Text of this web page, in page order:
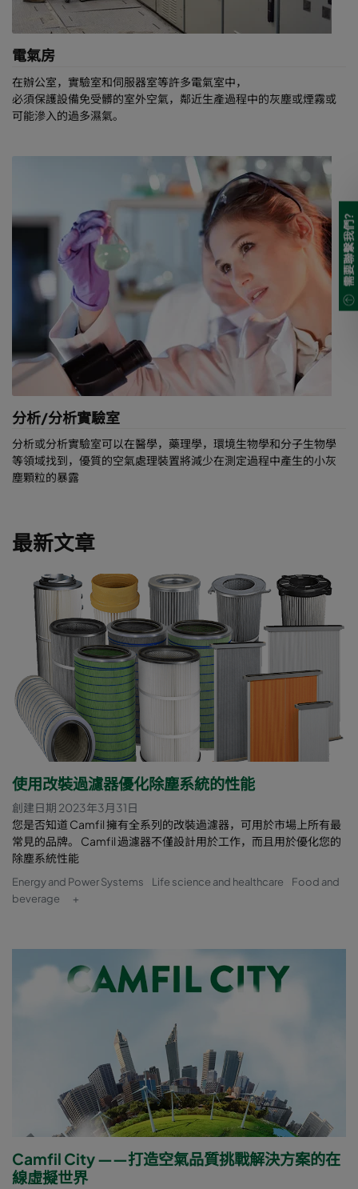
電氣房
在辦公室，實驗室和伺服器室等許多電氣室中，
必須保護設備免受髒的室外空氣，鄰近生產過程中的灰塵或煙霧或
可能滲入的過多濕氣。
分析/分析實驗室
分析或分析實驗室可以在醫學，藥理學，環境生物學和分子生物學
等領域找到，優質的空氣處理裝置將減少在測定過程中產生的小灰
塵顆粒的暴露
最新文章
使用改裝過濾器優化除塵系統的性能
創建日期 2023年3月31日
您是否知道 Camfil 擁有全系列的改裝過濾器，可用於市場上所有最
常見的品牌。 Camfil 過濾器不僅設計用於工作，而且用於優化您的
除塵系統性能
Energy and Power Systems Life science and healthcare
Food and
beverage
+
Camfil City ——打造空氣品質挑戰解決方案的在
線虛擬世界
需要聯繫我們?